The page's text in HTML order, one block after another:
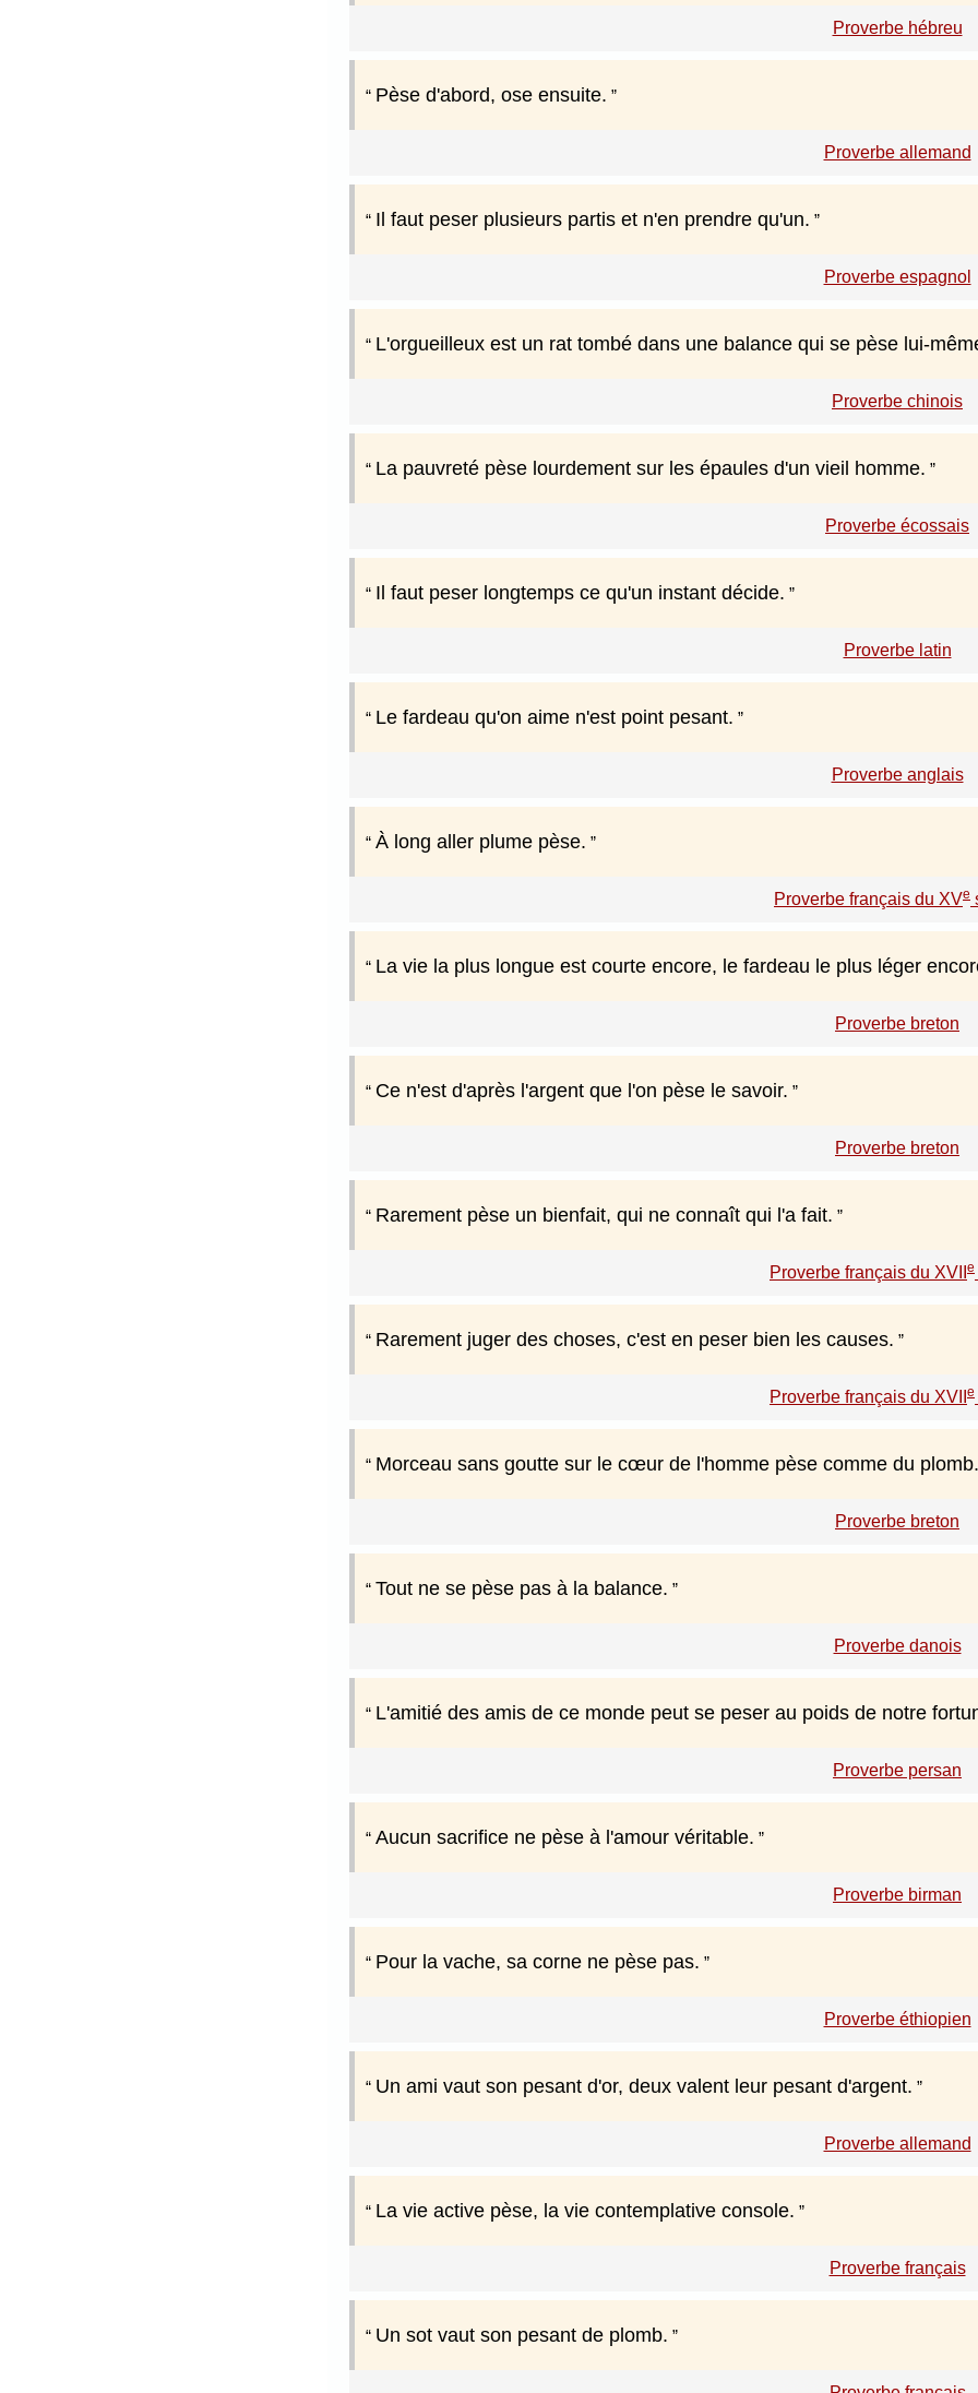
Proverbe hébreu
Pèse d'abord, ose ensuite.
Proverbe allemand
Il faut peser plusieurs partis et n'en prendre qu'un.
Proverbe espagnol
L'orgueilleux est un rat tombé dans une balance qui se pèse lui-
Proverbe chinois
La pauvreté pèse lourdement sur les épaules d'un vieil homme.
Proverbe écossais
Il faut peser longtemps ce qu'un instant décide.
Proverbe latin
Le fardeau qu'on aime n'est point pesant.
Proverbe anglais
À long aller plume pèse.
Proverbe français du XVe
La vie la plus longue est courte encore, le fardeau le plus léger
Proverbe breton
Ce n'est d'après l'argent que l'on pèse le savoir.
Proverbe breton
Rarement pèse un bienfait, qui ne connaît qui l'a fait.
Proverbe français du XVII e
Rarement juger des choses, c'est en peser bien les causes.
Proverbe français du XVII e
Morceau sans goutte sur le cœur de l'homme pèse comme du plomb.
Proverbe breton
Tout ne se pèse pas à la balance.
Proverbe danois
L'amitié des amis de ce monde peut se peser au poids de notre
Proverbe persan
Aucun sacrifice ne pèse à l'amour véritable.
Proverbe birman
Pour la vache, sa corne ne pèse pas.
Proverbe éthiopien
Un ami vaut son pesant d'or, deux valent leur pesant d'argent.
Proverbe allemand
La vie active pèse, la vie contemplative console.
Proverbe français
Un sot vaut son pesant de plomb.